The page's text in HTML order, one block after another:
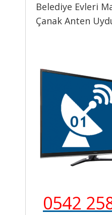
Belediye Evleri
Çanak Anten
0542